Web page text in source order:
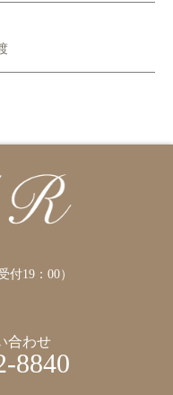
付19：00）
合わせ
8840